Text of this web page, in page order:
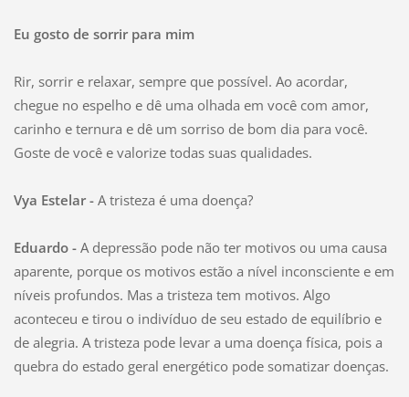
Eu gosto de sorrir para mim
Rir, sorrir e relaxar, sempre que possível. Ao acordar,
chegue no espelho e dê uma olhada em você com amor,
carinho e ternura e dê um sorriso de bom dia para você.
Goste de você e valorize todas suas qualidades.
Vya Estelar - A tristeza é uma doença?
Eduardo - A depressão pode não ter motivos ou uma causa
aparente, porque os motivos estão a nível inconsciente e em
níveis profundos. Mas a tristeza tem motivos. Algo
aconteceu e tirou o indivíduo de seu estado de equilíbrio e
de alegria. A tristeza pode levar a uma doença física, pois a
quebra do estado geral energético pode somatizar doenças.